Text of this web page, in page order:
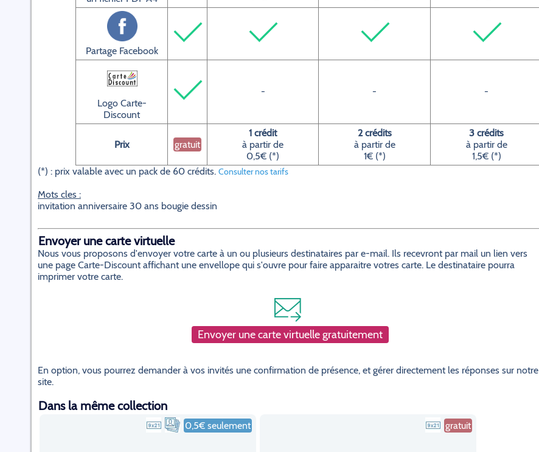
Partage Facebook
Logo Carte-
Discount
- - -
Prix gratuit
1 crédit
à partir de
0,5€ (*)
2 crédits
à partir de
1€ (*)
3 crédits
à partir de
1,5€ (*)
(*) : prix valable avec un pack de 60 crédits. Consulter nos tarifs
Mots cles :
invitation anniversaire 30 ans bougie dessin
Envoyer une carte virtuelle
Nous vous proposons d'envoyer votre carte à un ou plusieurs destinataires par e-mail. Ils recevront par mail un lien vers
une page Carte-Discount affichant une envellope qui s'ouvre pour faire apparaitre votres carte. Le destinataire pourra
imprimer votre carte.
Envoyer une carte virtuelle gratuitement
En option, vous pourrez demander à vos invités une confirmation de présence, et gérer directement les réponses sur notre
site.
Dans la même collection
0,5€ seulement gratuit